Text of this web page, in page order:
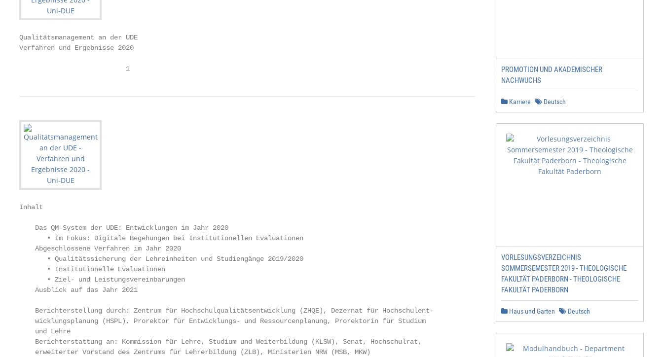
Qualitätsmanagement an der UDE
Verfahren und Ergebnisse 2020
                           1
Inhalt
    Das QM-System der UDE: Entwicklungen im Jahr 2020
       • Im Fokus: Digitale Begehungen bei Institutionellen Evaluationen
    Abgeschlossene Verfahren im Jahr 2020
       • Qualitätssicherung der Lehreinheiten und Studiengänge 2019/2020
       • Institutionelle Evaluationen
       • Ziel- und Leistungsvereinbarungen
    Ausblick auf das Jahr 2021
    Berichterstellung durch: Zentrum für Hochschulqualitätsentwicklung (ZHQE), Dezernat für Hochschulent-
    wicklungsplanung (HSPL), Prorektor für Entwicklungs- und Ressourcenplanung, Prorektorin für Studium
    und Lehre
    Berichterstattung an: Kommission für Lehre, Studium und Weiterbildung (KLSW), Senat, Hochschulrat,
    erweiterter Vorstand des Zentrums für Lehrerbildung (ZLB), Ministerien NRW (MSB, MKW)
PROMOTION UND AKADEMISCHER
NACHWUCHS
Karriere Deutsch
VORLESUNGSVERZEICHNIS
SOMMERSEMESTER 2019 - THEOLOGISCHE
FAKULTÄT PADERBORN - THEOLOGISCHE
FAKULTÄT PADERBORN
Haus und Garten Deutsch